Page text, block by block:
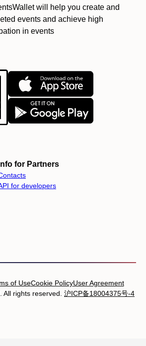
will help you create and
events and achieve high
in events
Info for Partners
for developers
All rights reserved. 沪ICP备18004375号-4
of UseCookie PolicyUser Agreement